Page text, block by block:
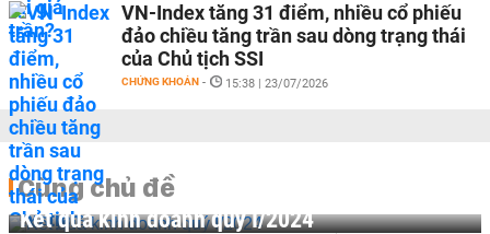
VN-Index tăng 31 điểm, nhiều cổ phiếu
đảo chiều tăng trần sau dòng trạng thái
của Chủ tịch SSI
CHỨNG KHOÁN - 15:38 | 23/07/2026
Cùng chủ đề
Kết quả kinh doanh quý I/2024